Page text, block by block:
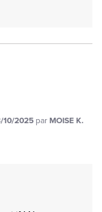
10/2025 parMOISE K.